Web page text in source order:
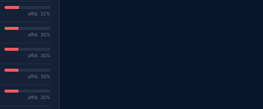
affid. 32%
affid. 30%
affid. 30%
affid. 30%
affid. 30%